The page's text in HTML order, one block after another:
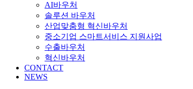
AI바우처
솔루션 바우처
산업맞춤형 혁신바우처
중소기업 스마트서비스 지원사업
수출바우처
혁신바우처
CONTACT
NEWS